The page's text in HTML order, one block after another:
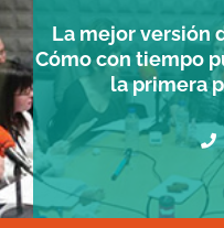
La mejor versión
Cómo con tiempo
la primera